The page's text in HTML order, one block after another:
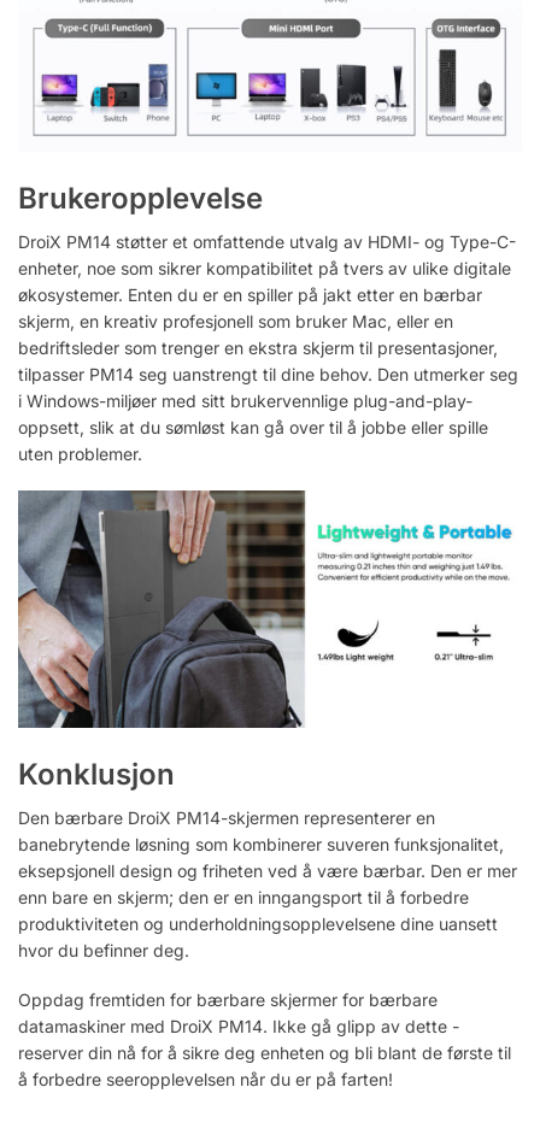
Brukeropplevelse
DroiX PM14 støtter et omfattende utvalg av HDMI- og Type-C-
enheter, noe som sikrer kompatibilitet på tvers av ulike digitale
økosystemer. Enten du er en spiller på jakt etter en bærbar
skjerm, en kreativ profesjonell som bruker Mac, eller en
bedriftsleder som trenger en ekstra skjerm til presentasjoner,
tilpasser PM14 seg uanstrengt til dine behov. Den utmerker seg
i Windows-miljøer med sitt brukervennlige plug-and-play-
oppsett, slik at du sømløst kan gå over til å jobbe eller spille
uten problemer.
Konklusjon
Den bærbare DroiX PM14-skjermen representerer en
banebrytende løsning som kombinerer suveren funksjonalitet,
eksepsjonell design og friheten ved å være bærbar. Den er mer
enn bare en skjerm; den er en inngangsport til å forbedre
produktiviteten og underholdningsopplevelsene dine uansett
hvor du befinner deg.
Oppdag fremtiden for bærbare skjermer for bærbare
datamaskiner med DroiX PM14. Ikke gå glipp av dette -
reserver din nå for å sikre deg enheten og bli blant de første til
å forbedre seeropplevelsen når du er på farten!